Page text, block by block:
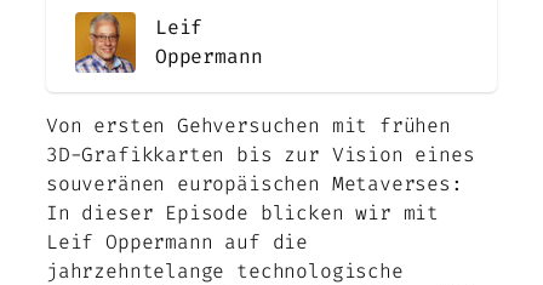
Leif
Oppermann
Von ersten Gehversuchen mit frühen
3D-Grafikkarten bis zur Vision eines
souveränen europäischen Metaverses:
In dieser Episode blicken wir mit
Leif Oppermann auf die
jahrzehntelange technologische